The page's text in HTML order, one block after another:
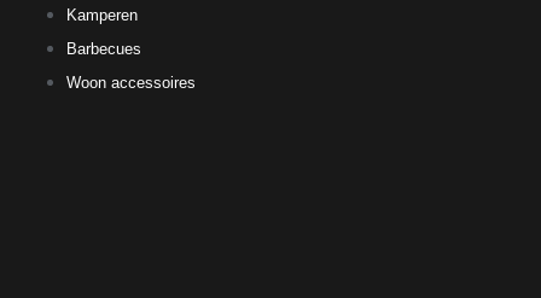
Kamperen
Barbecues
Woon accessoires